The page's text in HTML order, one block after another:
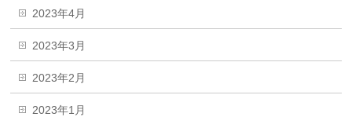
2023年4月
2023年3月
2023年2月
2023年1月